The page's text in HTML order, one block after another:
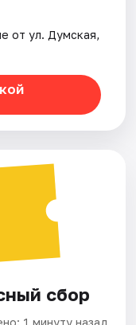
от ул. Думская,
сбор
1 минуту назад